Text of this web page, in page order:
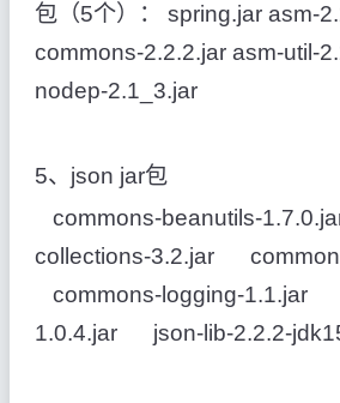
包（5个）： spring.jar asm-
commons-2.2.2.jar asm-util-
nodep-2.1_3.jar
5、json jar包
commons-beanutils-
collections-3.2.jar
commons-logging-1.1.jar
1.0.4.jar json-lib-2.2.2-